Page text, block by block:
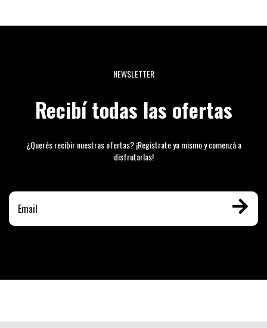
NEWSLETTER
Recibí todas las ofertas
¿Querés recibir nuestras ofertas? ¡Registrate ya mismo y comenzá a
disfrutarlas!